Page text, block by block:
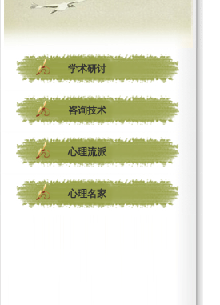
学术研讨
咨询技术
心理流派
心理名家